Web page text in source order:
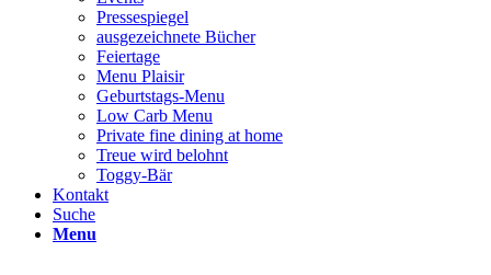
Pressespiegel
ausgezeichnete Bücher
Feiertage
Menu Plaisir
Geburtstags-Menu
Low Carb Menu
Private fine dining at home
Treue wird belohnt
Toggy-Bär
Kontakt
Suche
Menu